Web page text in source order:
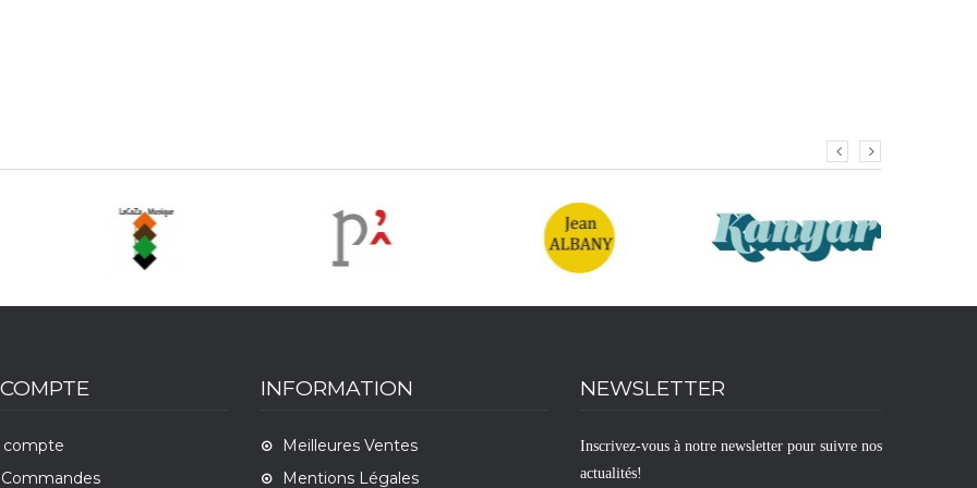
majestueuses à la force colossale ?
compte
INFORMATION
Meilleures Ventes
Mentions Légales
NEWSLETTER
Inscrivez-vous à notre newsletter pour suivre nos
actualités!